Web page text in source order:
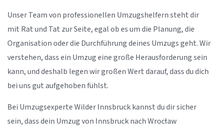
Unser Team von professionellen Umzugshelfern steht dir
mit Rat und Tat zur Seite, egal ob es um die Planung, die
Organisation oder die Durchführung deines Umzugs geht. Wir
verstehen, dass ein Umzug eine große Herausforderung sein
kann, und deshalb legen wir großen Wert darauf, dass du dich
bei uns gut aufgehoben fühlst.
Bei Umzugsexperte Wilder Innsbruck kannst du dir sicher
sein, dass dein Umzug von Innsbruck nach Wrocław